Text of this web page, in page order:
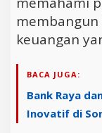
keuangan
BACA JUGA:
Bank Raya
Inovatif di